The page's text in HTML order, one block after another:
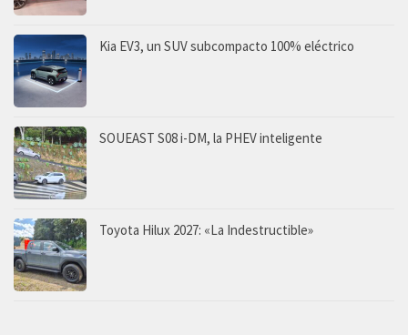
Kia EV3, un SUV subcompacto 100% eléctrico
SOUEAST S08 i-DM, la PHEV inteligente
Toyota Hilux 2027: «La Indestructible»